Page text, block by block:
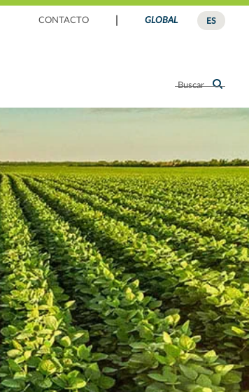
CONTACTO GLOBAL ES
Buscar